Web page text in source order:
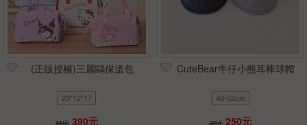
(正版授權)三麗鷗保溫包
23*12*17
590元 390元
CuteBear牛仔小熊耳棒球帽
48-52cm
290元 250元